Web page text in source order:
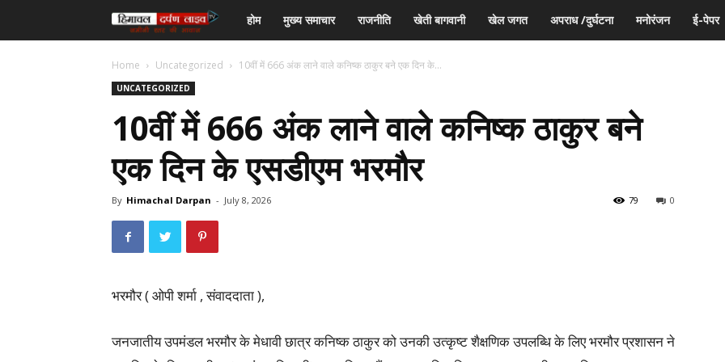
हिमाचल
दर्पण
टीवी
होम मुख्य समाचार राजनीति खेती बागवानी खेल जगत अपराध /दुर्घटना मनोरंजन ई-पेपर
Home Uncategorized 10वीं में 666 अंक लाने वाले कनिष्क ठाकुर बने एक दिन के...
UNCATEGORIZED
10वीं में 666 अंक लाने वाले कनिष्क ठाकुर बने
एक दिन के एसडीएम भरमौर
By Himachal Darpan - July 8, 2026 0
79
भरमौर ( ओपी शर्मा , संवाददाता ),
जनजातीय उपमंडल भरमौर के मेधावी छात्र कनिष्क ठाकुर को उनकी उत्कृष्ट शैक्षणिक उपलब्धि के लिए भरमौर प्रशासन ने